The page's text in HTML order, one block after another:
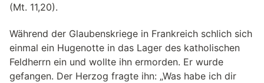
(Mt. 11,20).
Während der Glaubenskriege in Frankreich schlich sich
einmal ein Hugenotte in das Lager des katholischen
Feldherrn ein und wollte ihn ermorden. Er wurde
gefangen. Der Herzog fragte ihn: „Was habe ich dir